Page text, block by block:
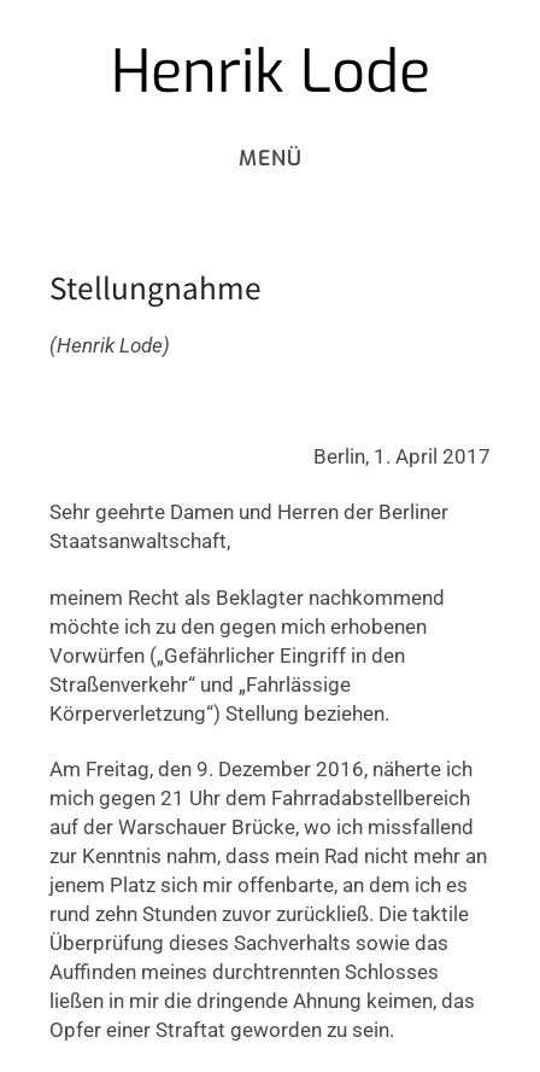
Henrik Lode
Stellungnahme
(Henrik Lode)
Berlin, 1. April 2017
Sehr geehrte Damen und Herren der Berliner
Staatsanwaltschaft,
meinem Recht als Beklagter nachkommend
möchte ich zu den gegen mich erhobenen
Vorwürfen („Gefährlicher Eingriff in den
Straßenverkehr“ und „Fahrlässige
Körperverletzung“) Stellung beziehen.
Am Freitag, den 9. Dezember 2016, näherte ich
mich gegen 21 Uhr dem Fahrradabstellbereich
auf der Warschauer Brücke, wo ich missfallend
zur Kenntnis nahm, dass mein Rad nicht mehr an
jenem Platz sich mir offenbarte, an dem ich es
rund zehn Stunden zuvor zurückließ. Die taktile
Überprüfung dieses Sachverhalts sowie das
Auffinden meines durchtrennten Schlosses
ließen in mir die dringende Ahnung keimen, das
Opfer einer Straftat geworden zu sein.